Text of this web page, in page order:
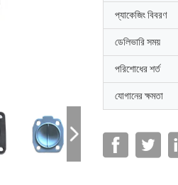
প্যাকেজিং বিবরণ
ডেলিভারি সময়
পরিশোধের শর্ত
যোগানের ক্ষমতা